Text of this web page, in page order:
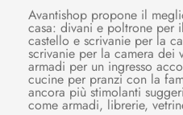
Avantishop propone il
casa: divani e poltrone per
castello e scrivanie per la
scrivanie per la camera dei
armadi per un ingresso
cucine per pranzi con la
ancora più stimolanti
come armadi, librerie,